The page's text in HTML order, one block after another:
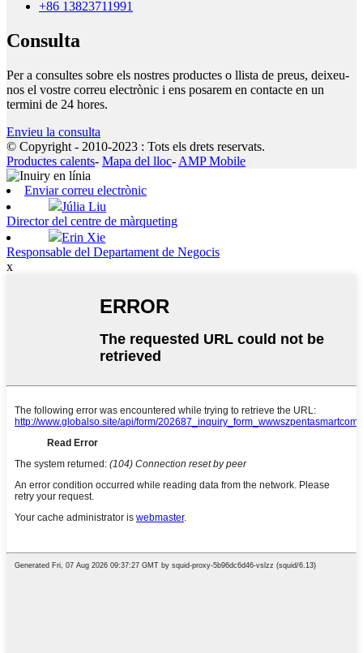
+86 13823711991
Consulta
Per a consultes sobre els nostres productes o llista de preus, deixeu-
nos el vostre correu electrònic i ens posarem en contacte en un
termini de 24 hores.
Envieu la consulta
© Copyright - 2010-2023 : Tots els drets reservats.
Productes calents- Mapa del lloc- AMP Mobile
Enviar correu electrònic
Júlia Liu
Director del centre de màrqueting
Erin Xie
Responsable del Departament de Negocis
x